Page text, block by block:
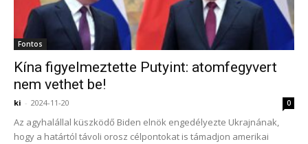
Fontos
Kína figyelmeztette Putyint: atomfegyvert
nem vethet be!
ki - 2024-11-20 0
Az agyhalállal küszködő Biden elnök engedélyezte Ukrajnának,
hogy a határtól távoli orosz célpontokat is támadjon amerikai